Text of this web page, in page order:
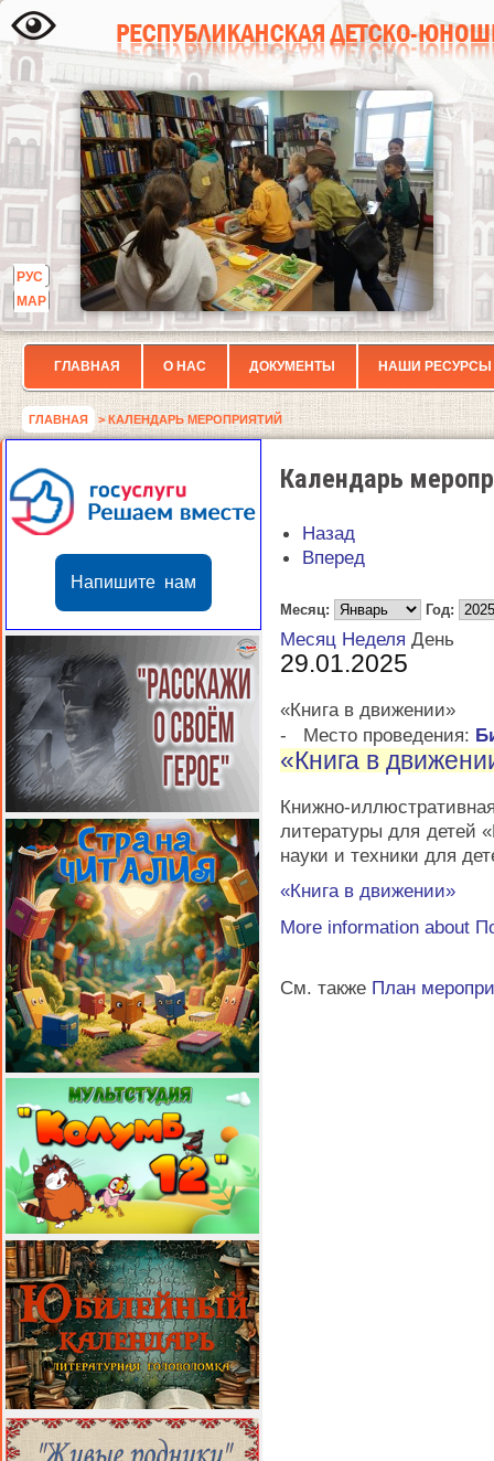
РУС
МАР
ГЛАВНАЯ О НАС ДОКУМЕНТЫ НАШИ РЕСУРСЫ
ГЛАВНАЯ > КАЛЕНДАРЬ МЕРОПРИЯТИЙ
Напишите нам
Календарь
Назад
Вперед
Месяц: Год:
Месяц Неделя День
29.01.2025
«Книга в движении»
-
Место проведения:
«Книга в
Книжно-
литературы для детей
науки и техники для
«Книга в движении»
More information about
См. также План